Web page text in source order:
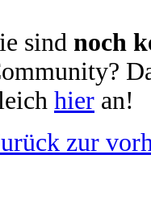
sind noch
hier an!
zur